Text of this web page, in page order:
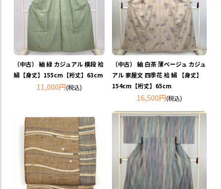
（中古） 紬 緑 カジュアル 横段 袷
絹【身丈】155cm【裄丈】63cm
11,000円(税込)
（中古） 紬 白茶 薄ベージュ カジュ
アル 家屋文 四季花 袷 絹 【身丈】
154cm【裄丈】65cm
16,500円(税込)